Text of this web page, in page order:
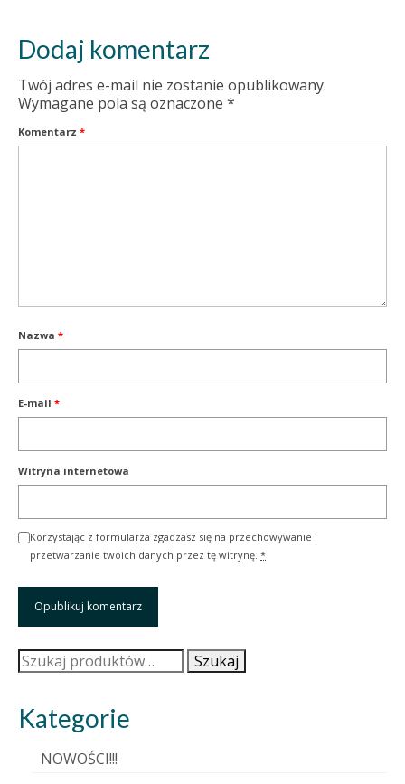
Dodaj komentarz
Twój adres e-mail nie zostanie opublikowany.
Wymagane pola są oznaczone *
Komentarz *
Nazwa *
E-mail *
Witryna internetowa
Korzystając z formularza zgadzasz się na przechowywanie i
przetwarzanie twoich danych przez tę witrynę. *
Szukaj: Szukaj
Kategorie
NOWOŚCI!!!